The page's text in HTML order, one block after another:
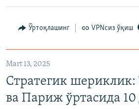
Ўртоқлашинг VPNсиз ўқиш
Mart 13, 2025
Стратегик
ва Париж ўртасида 10